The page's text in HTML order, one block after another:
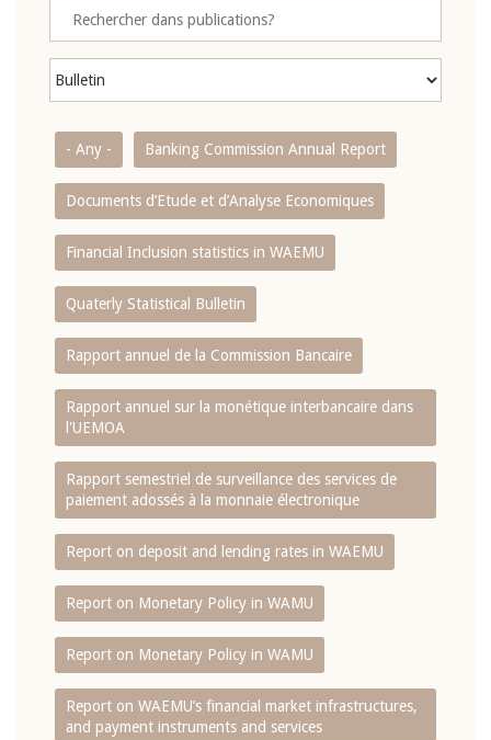
- Any - Banking Commission Annual Report
Documents d’Etude et d’Analyse Economiques
Financial Inclusion statistics in WAEMU
Quaterly Statistical Bulletin
Rapport annuel de la Commission Bancaire
Rapport annuel sur la monétique interbancaire dans
l'UEMOA
Rapport semestriel de surveillance des services de
paiement adossés à la monnaie électronique
Report on deposit and lending rates in WAEMU
Report on Monetary Policy in WAMU
Report on Monetary Policy in WAMU
Report on WAEMU’s financial market infrastructures,
and payment instruments and services